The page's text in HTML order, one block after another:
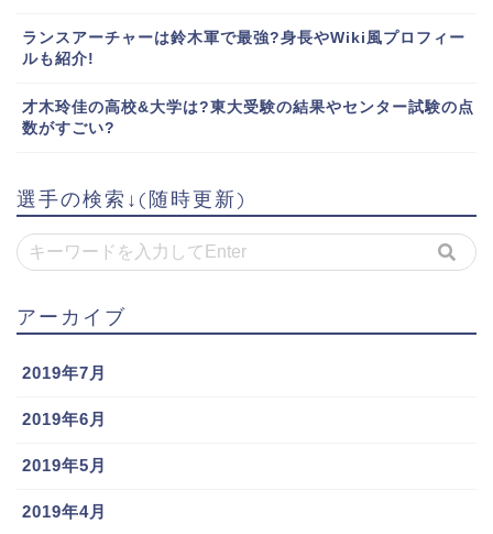
ランスアーチャーは鈴木軍で最強?身長やWiki風プロフィー
ルも紹介!
才木玲佳の高校&大学は?東大受験の結果やセンター試験の点
数がすごい?
選手の検索↓(随時更新)
アーカイブ
2019年7月
2019年6月
2019年5月
2019年4月